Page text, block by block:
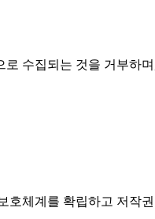
수집되는 것을 거부하
체계를 확립하고 저작